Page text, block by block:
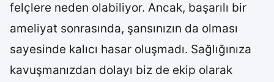
felçlere neden olabiliyor. Ancak, başarılı bir
ameliyat sonrasında, şansınızın da olması
sayesinde kalıcı hasar oluşmadı. Sağlığınıza
kavuşmanızdan dolayı biz de ekip olarak